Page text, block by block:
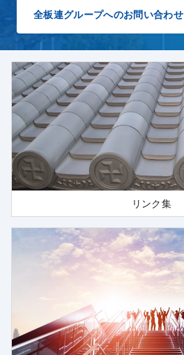
全板連グループへのお問い合わせ
リンク集